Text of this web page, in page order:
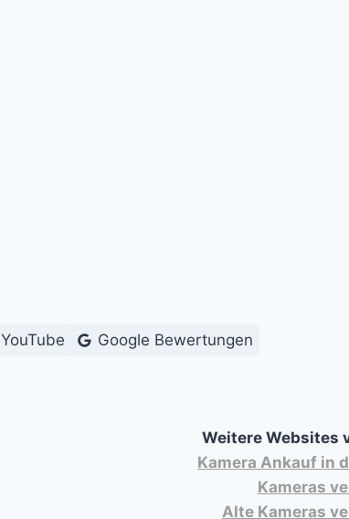
YouTube Google Bewertungen
Weitere Websites
Kamera Ankauf in
Kameras
Alte Kameras